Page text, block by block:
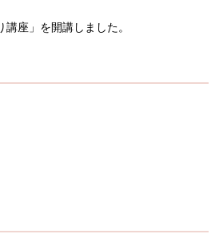
座」を開講しました。